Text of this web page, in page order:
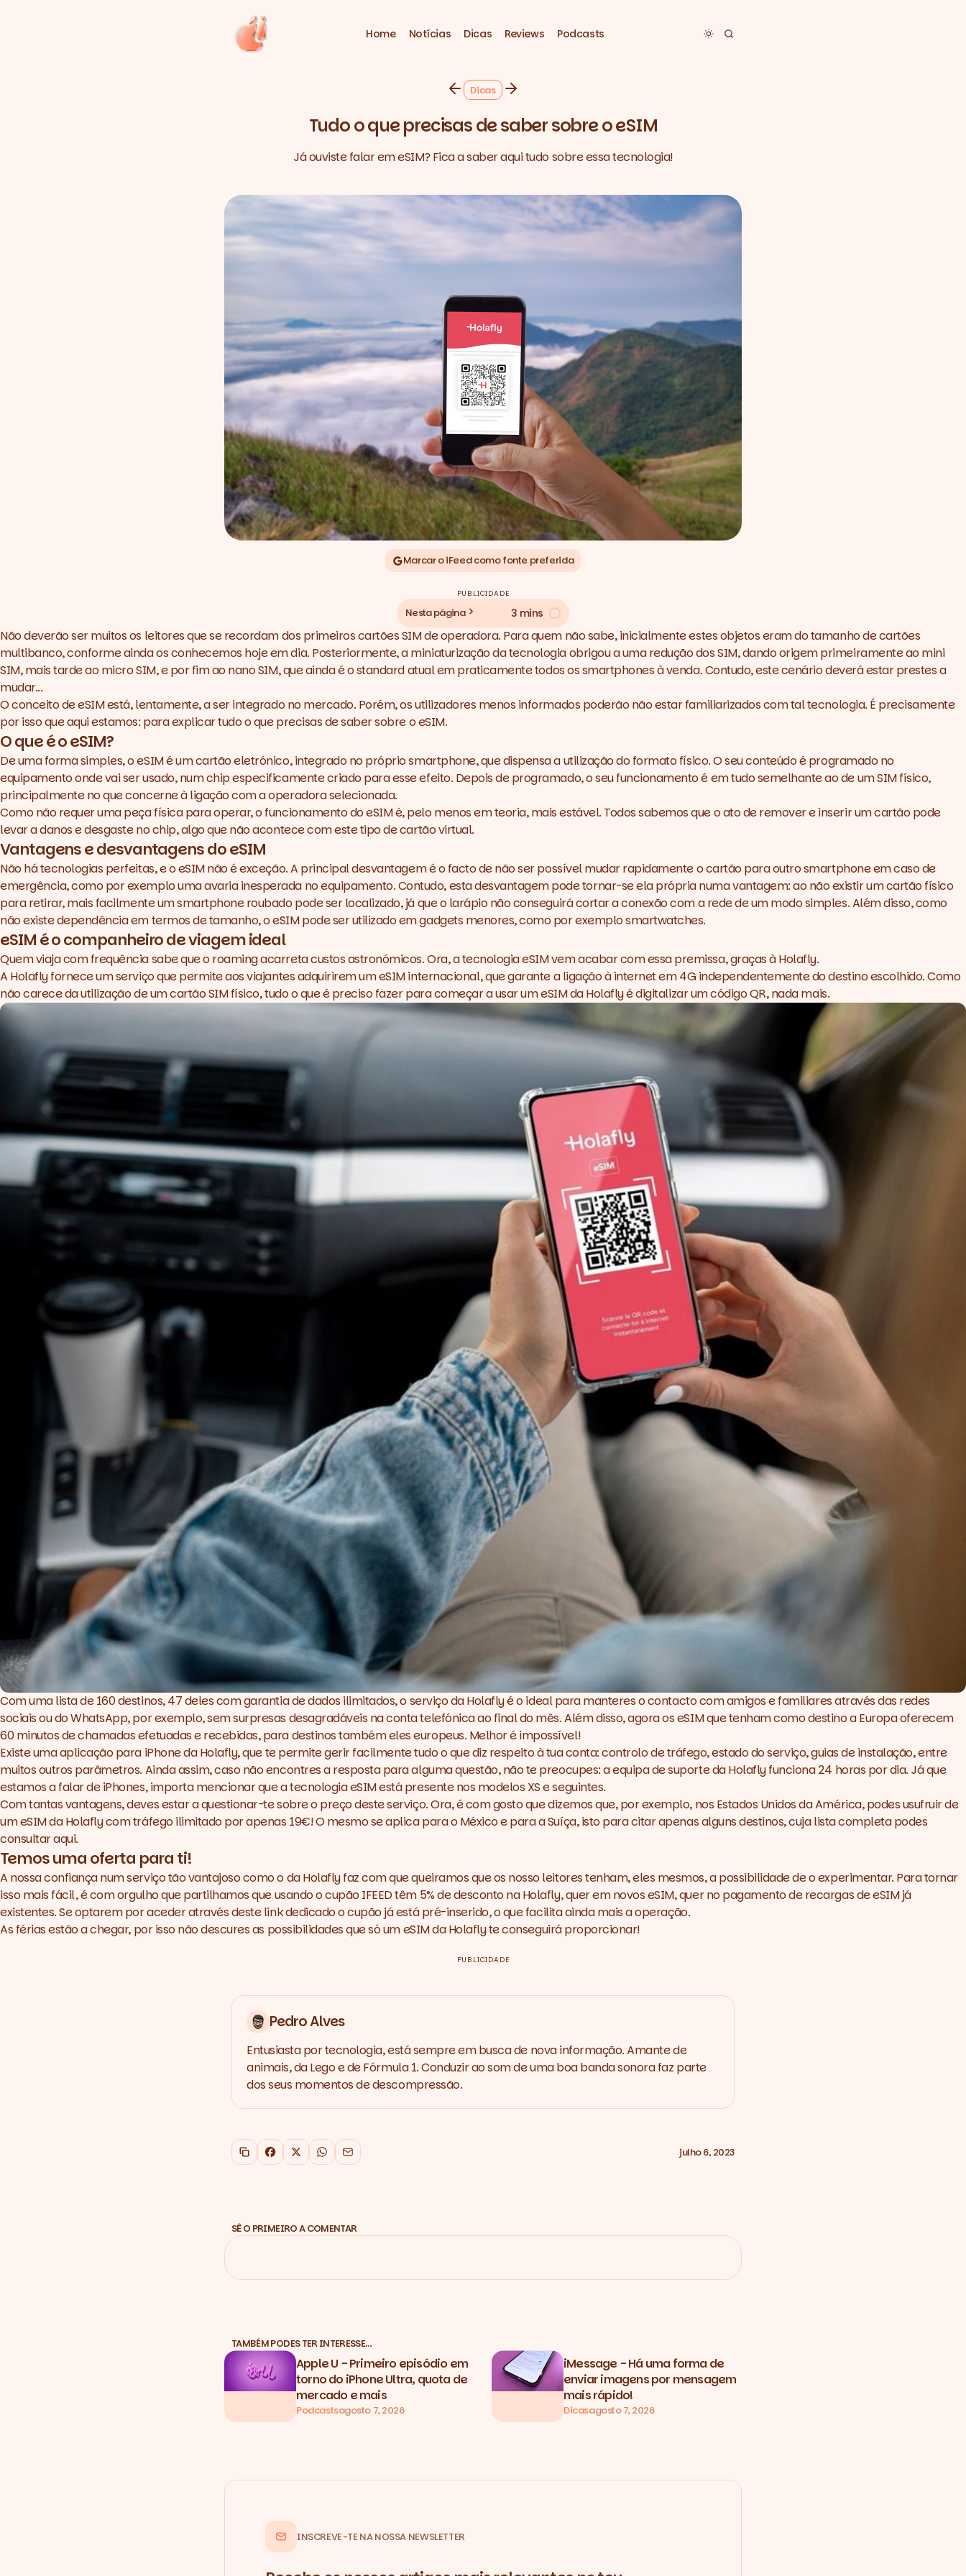
Home Notícias Dicas Reviews Podcasts Toggle dark mode
Dicas
Tudo o que precisas de saber sobre o eSIM
Já ouviste falar em eSIM? Fica a saber aqui tudo sobre essa tecnologia!
Marcar o iFeed como fonte preferida
PUBLICIDADE
Nesta página 3 mins
Não deverão ser muitos os leitores que se recordam dos primeiros cartões SIM de operadora. Para quem não sabe, inicialmente estes objetos eram do tamanho de cartões
multibanco, conforme ainda os conhecemos hoje em dia. Posteriormente, a miniaturização da tecnologia obrigou a uma redução dos SIM, dando origem primeiramente ao mini
SIM, mais tarde ao micro SIM, e por fim ao nano SIM, que ainda é o standard atual em praticamente todos os smartphones à venda. Contudo, este cenário deverá estar prestes a
mudar...
O conceito de eSIM está, lentamente, a ser integrado no mercado. Porém, os utilizadores menos informados poderão não estar familiarizados com tal tecnologia. É precisamente
por isso que aqui estamos: para explicar tudo o que precisas de saber sobre o eSIM.
O que é o eSIM?
De uma forma simples, o eSIM é um cartão eletrónico, integrado no próprio smartphone, que dispensa a utilização do formato físico. O seu conteúdo é programado no
equipamento onde vai ser usado, num chip especificamente criado para esse efeito. Depois de programado, o seu funcionamento é em tudo semelhante ao de um SIM físico,
principalmente no que concerne à ligação com a operadora selecionada.
Como não requer uma peça física para operar, o funcionamento do eSIM é, pelo menos em teoria, mais estável. Todos sabemos que o ato de remover e inserir um cartão pode
levar a danos e desgaste no chip, algo que não acontece com este tipo de cartão virtual.
Vantagens e desvantagens do eSIM
Não há tecnologias perfeitas, e o eSIM não é exceção. A principal desvantagem é o facto de não ser possível mudar rapidamente o cartão para outro smartphone em caso de
emergência, como por exemplo uma avaria inesperada no equipamento. Contudo, esta desvantagem pode tornar-se ela própria numa vantagem: ao não existir um cartão físico
para retirar, mais facilmente um smartphone roubado pode ser localizado, já que o larápio não conseguirá cortar a conexão com a rede de um modo simples. Além disso, como
não existe dependência em termos de tamanho, o eSIM pode ser utilizado em gadgets menores, como por exemplo smartwatches.
eSIM é o companheiro de viagem ideal
Quem viaja com frequência sabe que o roaming acarreta custos astronómicos. Ora, a tecnologia eSIM vem acabar com essa premissa, graças àHolafly.
A Holaflyfornece um serviço que permite aos viajantes adquirirem um eSIM internacional, que garante a ligação à internet em 4G independentemente do destino escolhido. Como
não carece da utilização de um cartão SIM físico, tudo o que é preciso fazer para começar a usar um eSIM daHolaflyé digitalizar um código QR, nada mais.
Com uma lista de 160 destinos, 47 deles com garantia de dados ilimitados, o serviço daHolaflyé o ideal para manteres o contacto com amigos e familiares através das redes
sociais ou do WhatsApp, por exemplo, sem surpresas desagradáveis na conta telefónica ao final do mês. Além disso, agora os eSIM que tenham como destino a Europa oferecem
60 minutos de chamadas efetuadas e recebidas, para destinos também eles europeus. Melhor é impossível!
Existe umaaplicação para iPhonedaHolafly, que te permite gerir facilmente tudo o que diz respeito à tua conta: controlo de tráfego, estado do serviço, guias de instalação, entre
muitos outros parâmetros. Ainda assim, caso não encontres a resposta para alguma questão, não te preocupes: a equipa de suporte daHolaflyfunciona 24 horas por dia. Já que
estamos a falar de iPhones, importa mencionar que a tecnologia eSIM está presente nos modelos XS e seguintes.
Com tantas vantagens, deves estar a questionar-te sobre o preço deste serviço. Ora, é com gosto que dizemos que, por exemplo, nos Estados Unidos da América, podes usufruir de
um eSIM daHolaflycom tráfego ilimitado por apenas 19€! O mesmo se aplica para o México e para a Suíça, isto para citar apenas alguns destinos, cuja lista completa podes
consultaraqui.
Temos uma oferta para ti!
A nossa confiança num serviço tão vantajoso como o daHolaflyfaz com que queiramos que os nosso leitores tenham, eles mesmos, a possibilidade de o experimentar. Para tornar
isso mais fácil, é com orgulho que partilhamos que usando o cupão IFEED têm 5% de desconto naHolafly, quer em novos eSIM, quer no pagamento de recargas de eSIM já
existentes. Se optarem por aceder através destelink dedicadoo cupão já está pré-inserido, o que facilita ainda mais a operação.
As férias estão a chegar, por isso não descures as possibilidades que só um eSIM daHolaflyte conseguirá proporcionar!
PUBLICIDADE
Pedro Alves
Entusiasta por tecnologia, está sempre em busca de nova informação. Amante de
animais, da Lego e de Fórmula 1. Conduzir ao som de uma boa banda sonora faz parte
dos seus momentos de descompressão.
Copiar link
Facebook
X WhatsApp
Email julho 6, 2023
SÊ O PRIMEIRO A COMENTAR
TAMBÉM PODES TER INTERESSE…
Apple U - Primeiro episódio em
torno do iPhone Ultra, quota de
mercado e mais
Podcastsagosto 7, 2026
iMessage - Há uma forma de
enviar imagens por mensagem
mais rápido!
Dicasagosto 7, 2026
INSCREVE-TE NA NOSSA NEWSLETTER